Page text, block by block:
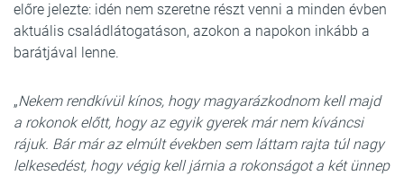
előre jelezte: idén nem szeretne részt venni a minden évben
aktuális családlátogatáson, azokon a napokon inkább a
barátjával lenne.
„Nekem rendkívül kínos, hogy magyarázkodnom kell majd
a rokonok előtt, hogy az egyik gyerek már nem kíváncsi
rájuk. Bár már az elmúlt években sem láttam rajta túl nagy
lelkesedést, hogy végig kell járnia a rokonságot a két ünnep